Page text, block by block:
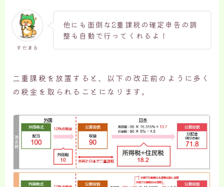
すだまる
他にも面倒な2重課税の確定申告の調
整も自動で行ってくれるよ！
二重課税を放置すると、以下の改正前のように多く
の税金を取られることになります。